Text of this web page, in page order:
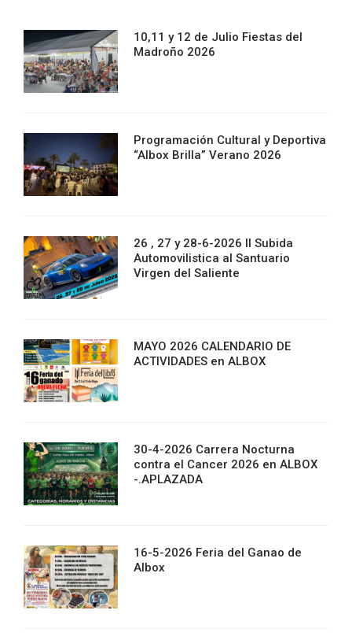
10,11 y 12 de Julio Fiestas del
Madroño 2026
Programación Cultural y Deportiva
“Albox Brilla” Verano 2026
26 , 27 y 28-6-2026 II Subida
Automovilistica al Santuario
Virgen del Saliente
MAYO 2026 CALENDARIO DE
ACTIVIDADES en ALBOX
30-4-2026 Carrera Nocturna
contra el Cancer 2026 en ALBOX
-.APLAZADA
16-5-2026 Feria del Ganao de
Albox